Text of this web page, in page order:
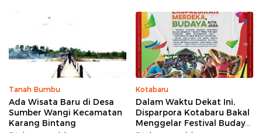
Tanah Bumbu
Ada Wisata Baru di Desa
Sumber Wangi Kecamatan
Karang Bintang
Kotabaru
Dalam Waktu Dekat Ini,
Disparpora Kotabaru Bakal
Menggelar Festival Budaya